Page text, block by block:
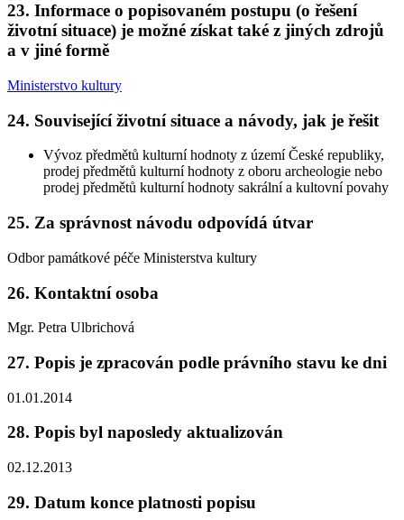
23. Informace o popisovaném postupu (o řešení
životní situace) je možné získat také z jiných zdrojů
a v jiné formě
Ministerstvo kultury
24. Související životní situace a návody, jak je řešit
Vývoz předmětů kulturní hodnoty z území České republiky,
prodej předmětů kulturní hodnoty z oboru archeologie nebo
prodej předmětů kulturní hodnoty sakrální a kultovní povahy
25. Za správnost návodu odpovídá útvar
Odbor památkové péče Ministerstva kultury
26. Kontaktní osoba
Mgr. Petra Ulbrichová
27. Popis je zpracován podle právního stavu ke dni
01.01.2014
28. Popis byl naposledy aktualizován
02.12.2013
29. Datum konce platnosti popisu